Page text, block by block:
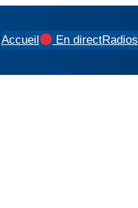
Accueil En directRadios